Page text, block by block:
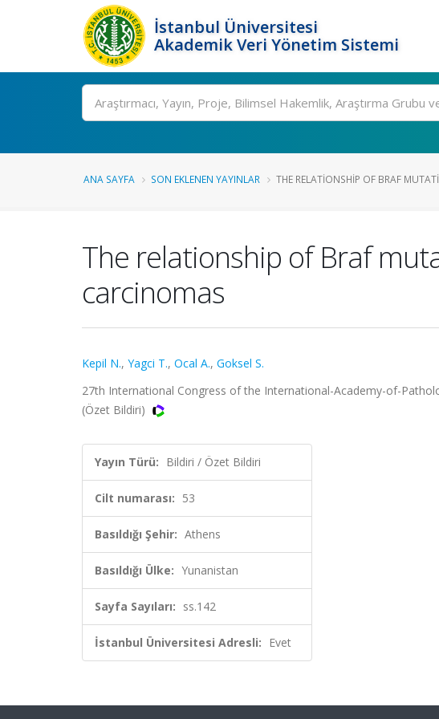
İstanbul Üniversitesi
Akademik Veri Yönetim Sistemi
Ara
ANA SAYFA SON EKLENEN YAYINLAR THE RELATIONSHIP OF BRAF
The relationship of Braf
carcinomas
Kepil N., Yagci T., Ocal A., Goksel S.
27th International Congress of the International-Academy-of-
(Özet Bildiri)
Yayın Türü: Bildiri / Özet Bildiri
Cilt numarası: 53
Basıldığı Şehir: Athens
Basıldığı Ülke: Yunanistan
Sayfa Sayıları: ss.142
İstanbul Üniversitesi Adresli: Evet